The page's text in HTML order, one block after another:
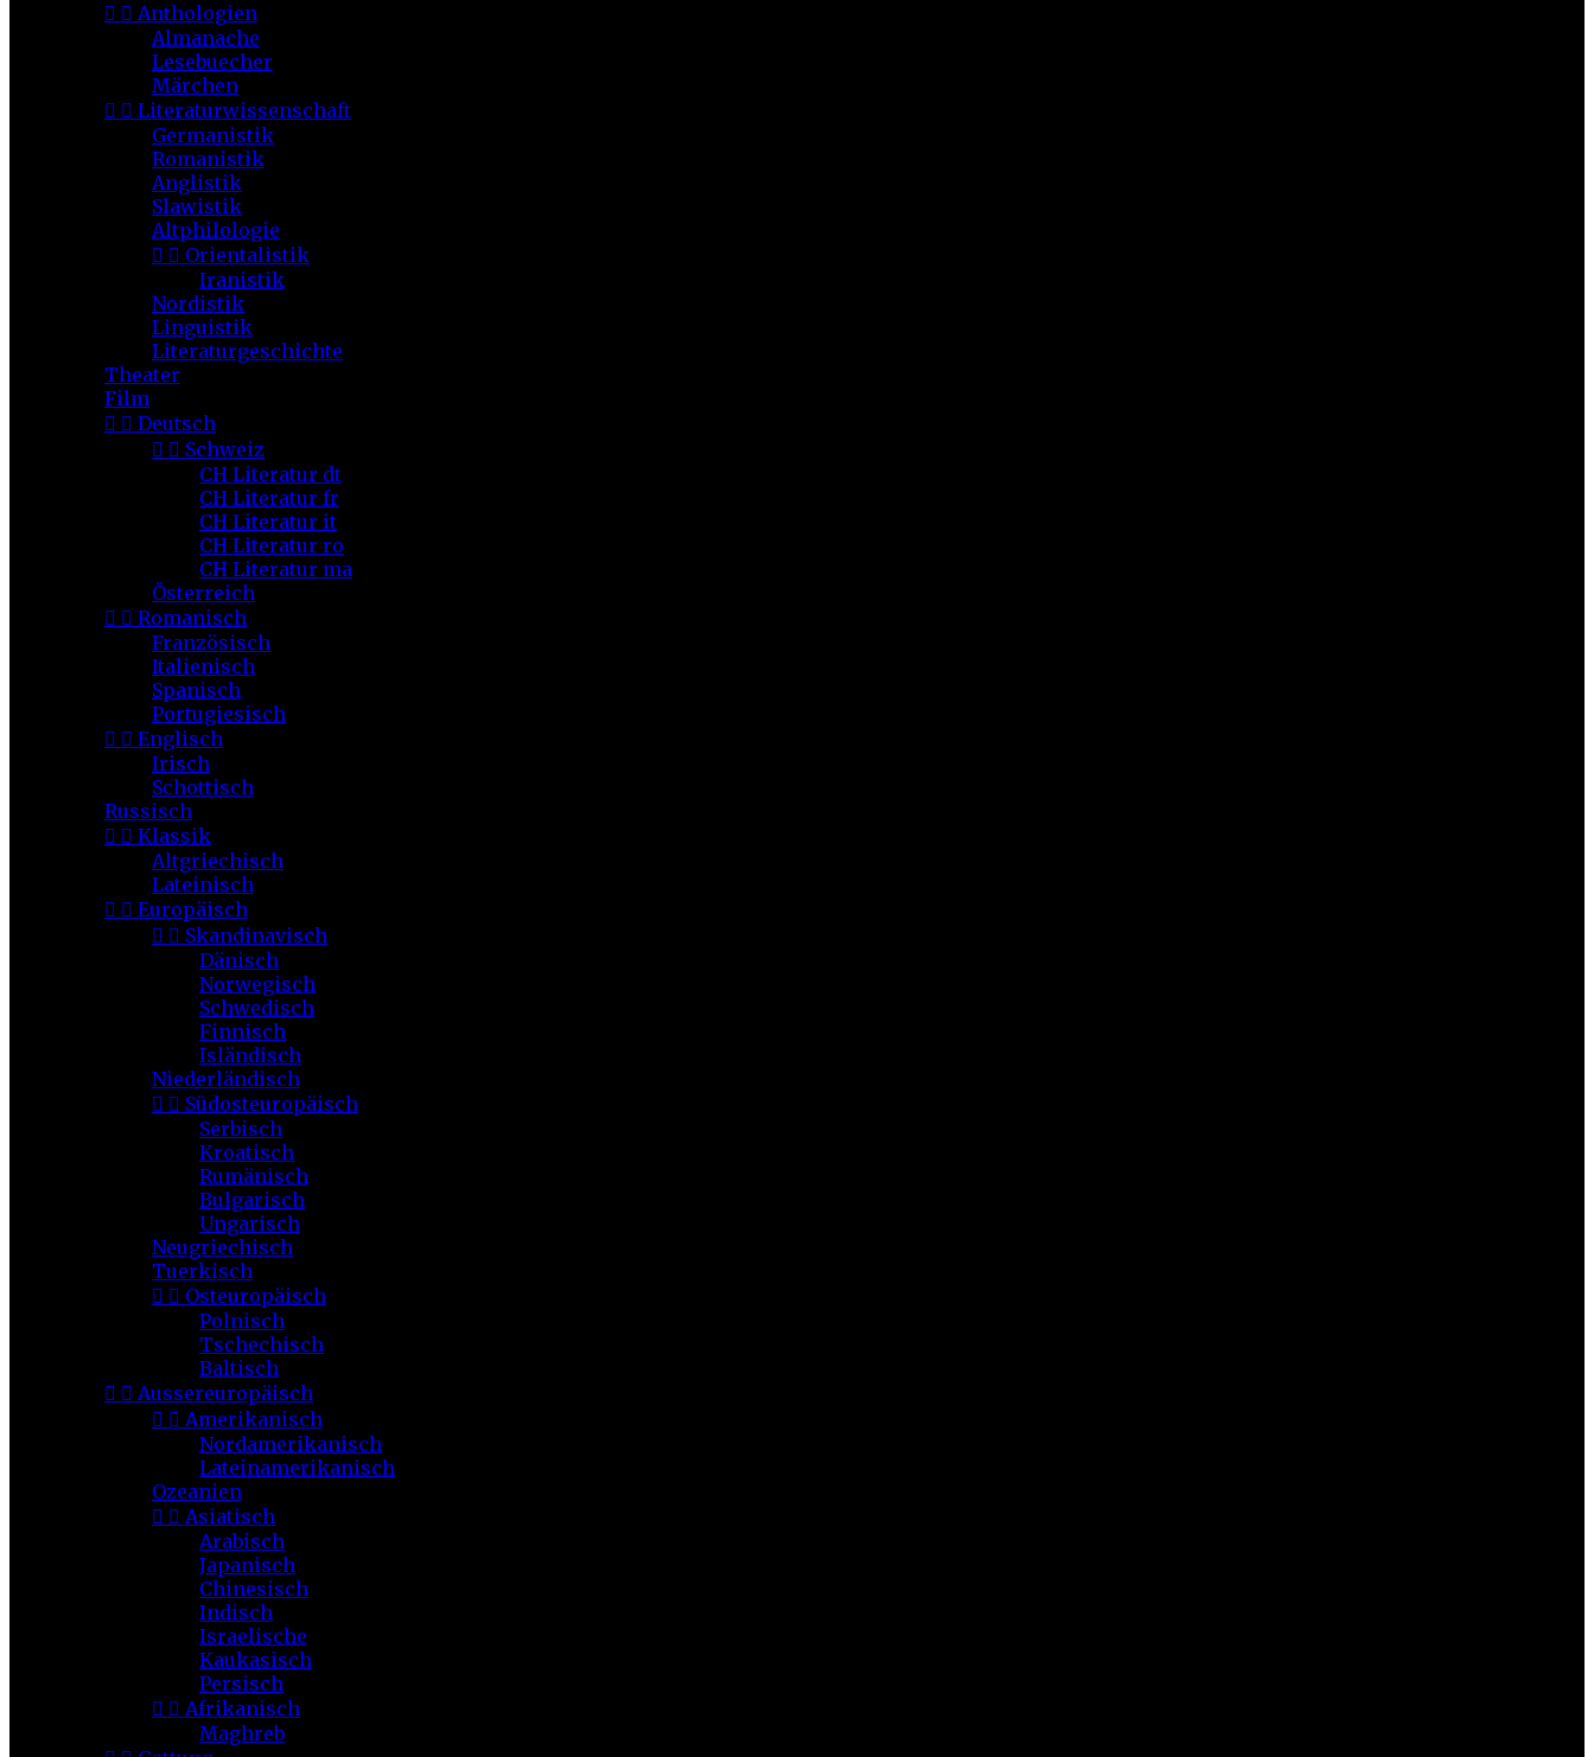
  Anthologien
Almanache
Lesebuecher
Märchen
  Literaturwissenschaft
Germanistik
Romanistik
Anglistik
Slawistik
Altphilologie
  Orientalistik
Iranistik
Nordistik
Linguistik
Literaturgeschichte
Theater
Film
  Deutsch
  Schweiz
CH Literatur dt
CH Literatur fr
CH Literatur it
CH Literatur ro
CH Literatur ma
Österreich
  Romanisch
Französisch
Italienisch
Spanisch
Portugiesisch
  Englisch
Irisch
Schottisch
Russisch
  Klassik
Altgriechisch
Lateinisch
  Europäisch
  Skandinavisch
Dänisch
Norwegisch
Schwedisch
Finnisch
Isländisch
Niederländisch
  Südosteuropäisch
Serbisch
Kroatisch
Rumänisch
Bulgarisch
Ungarisch
Neugriechisch
Tuerkisch
  Osteuropäisch
Polnisch
Tschechisch
Baltisch
  Aussereuropäisch
  Amerikanisch
Nordamerikanisch
Lateinamerikanisch
Ozeanien
  Asiatisch
Arabisch
Japanisch
Chinesisch
Indisch
Israelische
Kaukasisch
Persisch
  Afrikanisch
Maghreb